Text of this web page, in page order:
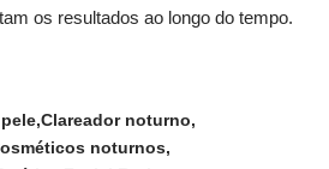
os resultados ao longo do tempo.
Clareador noturno
noturnos